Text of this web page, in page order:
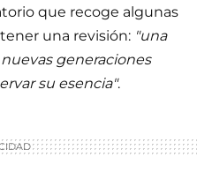
que recoge algunas
una revisión: "una
generaciones
su esencia".